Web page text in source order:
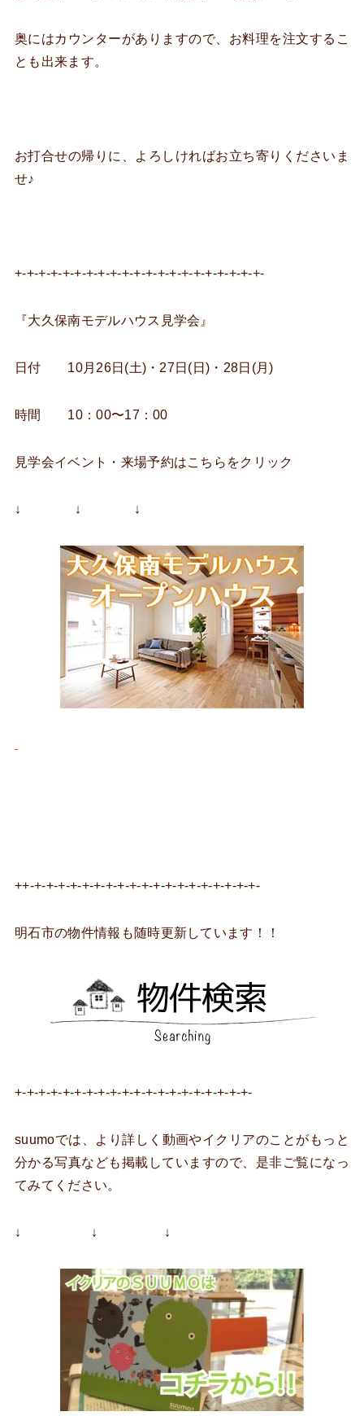
奥にはカウンターがありますので、お料理を注文するこ
とも出来ます。
お打合せの帰りに、よろしければお立ち寄りくださいま
せ♪
+-+-+-+-+-+-+-+-+-+-+-+-+-+-+-+-+-+-+-+-+-
『大久保南モデルハウス見学会』
日付 10月26日(土)・27日(日)・28日(月)
時間 10：00〜17：00
見学会イベント・来場予約はこちらをクリック
↓ ↓ ↓
++-+-+-+-+-+-+-+-+-+-+-+-+-+-+-+-+-+-+-+-
明石市の物件情報も随時更新しています！！
+-+-+-+-+-+-+-+-+-+-+-+-+-+-+-+-+-+-+-+-
suumoでは、より詳しく動画やイクリアのことがもっと
分かる写真なども掲載していますので、是非ご覧になっ
てみてください。
↓ ↓ ↓